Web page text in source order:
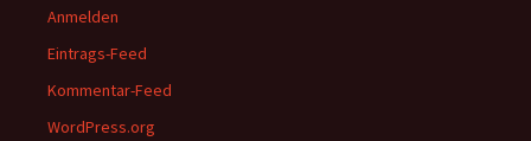
Anmelden
Eintrags-Feed
Kommentar-Feed
WordPress.org